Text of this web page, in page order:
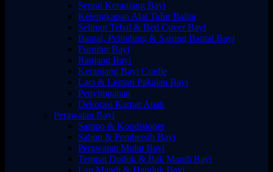
Seprai Keranjang Bayi
Kelengkapan Alat Tidur Balita
Selimut Tebal & Bed Cover Bayi
Bantal, Pelindung & Sarung Bantal Bayi
Furnitur Bayi
Ranjang Bayi
Keranjang Bayi Cradle
Laci & Lemari Pakaian Bayi
Penyimpanan
Dekorasi Kamar Anak
Perawatan Bayi
Sampo & Kondisioner
Sabun & Pembersih Bayi
Perawatan Mulut Bayi
Tempat Duduk & Bak Mandi Bayi
Lap Mandi & Handuk Bayi